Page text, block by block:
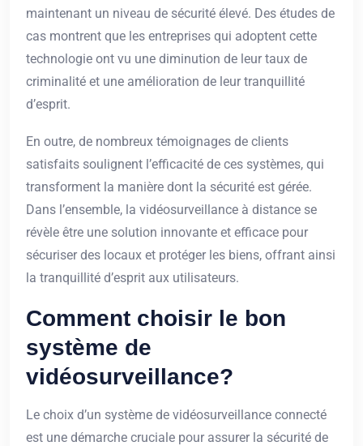
maintenant un niveau de sécurité élevé. Des études de
cas montrent que les entreprises qui adoptent cette
technologie ont vu une diminution de leur taux de
criminalité et une amélioration de leur tranquillité
d’esprit.
En outre, de nombreux témoignages de clients
satisfaits soulignent l’efficacité de ces systèmes, qui
transforment la manière dont la sécurité est gérée.
Dans l’ensemble, la vidéosurveillance à distance se
révèle être une solution innovante et efficace pour
sécuriser des locaux et protéger les biens, offrant ainsi
la tranquillité d’esprit aux utilisateurs.
Comment choisir le bon
système de
vidéosurveillance?
Le choix d’un système de vidéosurveillance connecté
est une démarche cruciale pour assurer la sécurité de